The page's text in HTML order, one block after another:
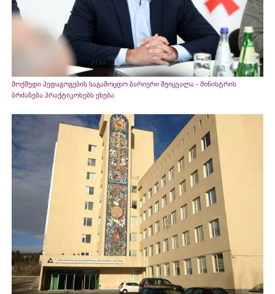
მოქმედი პედაგოგების საგამოცდო ბარიერი შეიცვალა - მინისტრის
ბრძანება პრაქტიკოსებს ეხება